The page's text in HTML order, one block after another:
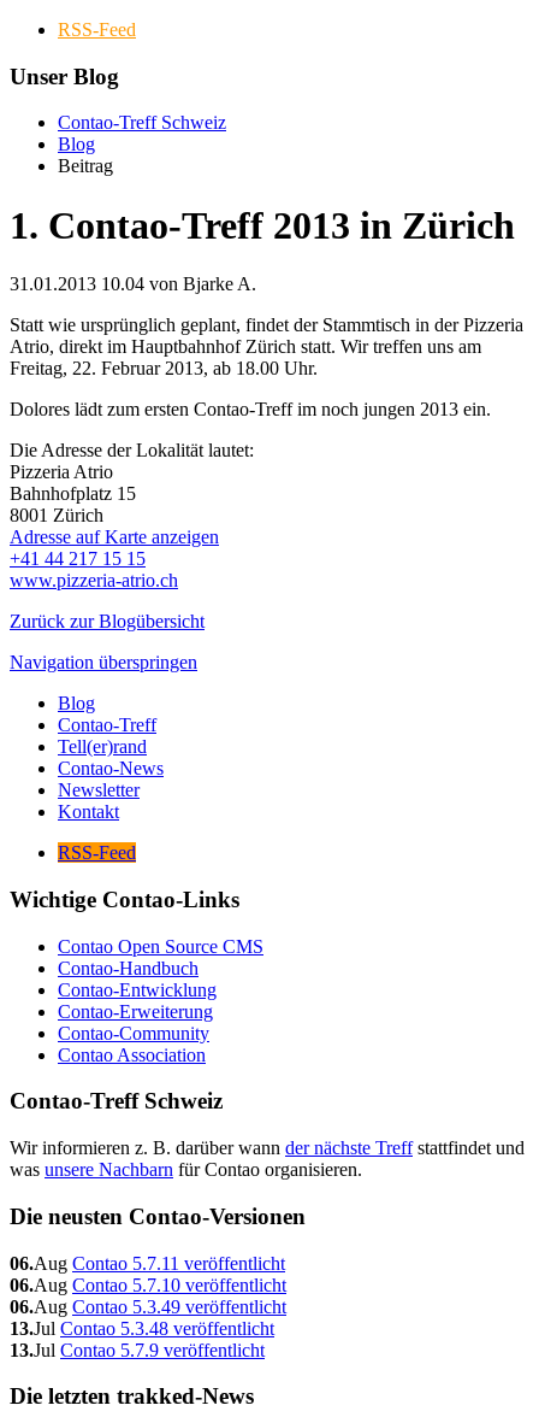
RSS-Feed
Unser Blog
Contao-Treff Schweiz
Blog
Beitrag
1. Contao-Treff 2013 in Zürich
31.01.2013 10.04 von Bjarke A.
Statt wie ursprünglich geplant, findet der Stammtisch in der Pizzeria
Atrio, direkt im Hauptbahnhof Zürich statt. Wir treffen uns am
Freitag, 22. Februar 2013, ab 18.00 Uhr.
Dolores lädt zum ersten Contao-Treff im noch jungen 2013 ein.
Die Adresse der Lokalität lautet:
Pizzeria Atrio
Bahnhofplatz 15
8001 Zürich
Adresse auf Karte anzeigen
+41 44 217 15 15
www.pizzeria-atrio.ch
Zurück zur Blogübersicht
Navigation überspringen
Blog
Contao-Treff
Tell(er)rand
Contao-News
Newsletter
Kontakt
RSS-Feed
Wichtige Contao-Links
Contao Open Source CMS
Contao-Handbuch
Contao-Entwicklung
Contao-Erweiterung
Contao-Community
Contao Association
Contao-Treff Schweiz
Wir informieren z. B. darüber wann der nächste Treffstattfindet und
was unsere Nachbarn für Contao organisieren.
Die neusten Contao-Versionen
06.Aug Contao 5.7.11 veröffentlicht
06.Aug Contao 5.7.10 veröffentlicht
06.Aug Contao 5.3.49 veröffentlicht
13.Jul Contao 5.3.48 veröffentlicht
13.Jul Contao 5.7.9 veröffentlicht
Die letzten trakked-News